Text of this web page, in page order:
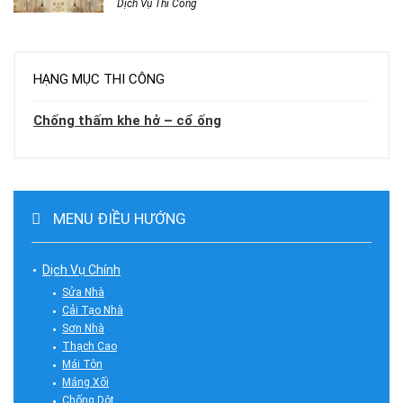
Dịch Vụ Thi Công
HẠNG MỤC THI CÔNG
Chống thấm khe hở – cổ ống
MENU ĐIỀU HƯỚNG
Dịch Vụ Chính
Sửa Nhà
Cải Tạo Nhà
Sơn Nhà
Thạch Cao
Mái Tôn
Máng Xối
Chống Dột